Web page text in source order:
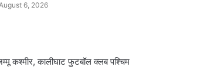
6, 2026
कश्मीर, कालीघाट फुटबॉल क्लब पश्चिम